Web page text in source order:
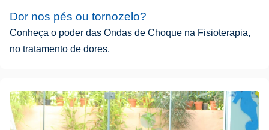
Dor nos pés ou tornozelo?
Conheça o poder das Ondas de Choque na Fisioterapia,
no tratamento de dores.